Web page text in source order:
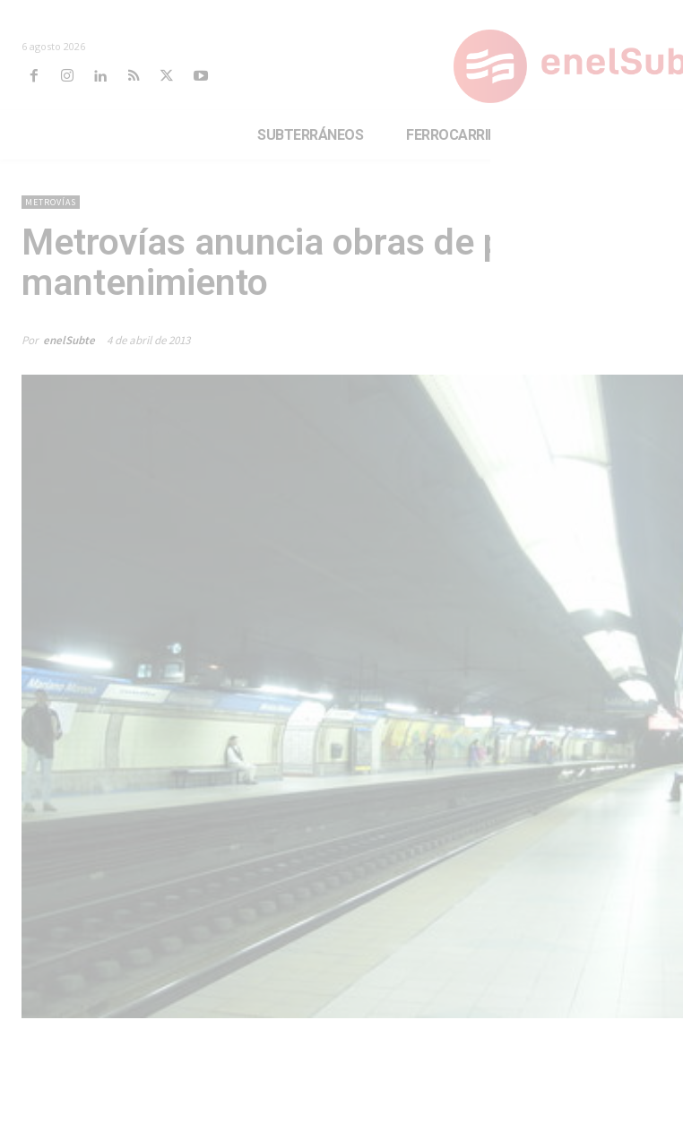
6 agosto 2026
SUBTERRÁNEOS FERROCARRILES
METROVÍAS
Metrovías anuncia obras de puesta en
mantenimiento
Por enelSubte 4 de abril de 2013
Malestar en el sector privado por
los cambios sin fin al proyecto de
la línea F
de